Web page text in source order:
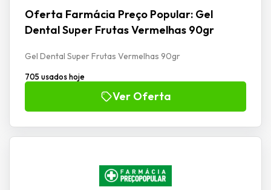
Oferta Farmácia Preço Popular: Gel
Dental Super Frutas Vermelhas 90gr
Gel Dental Super Frutas Vermelhas 90gr
705 usados hoje
Ver Oferta